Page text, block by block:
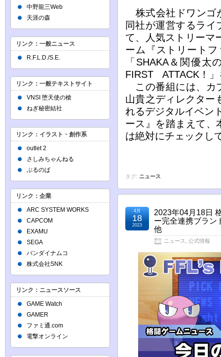
株式会社ドワンゴ
同社が運営するライ
て、人気ストリーマ
ーム『ストリート
「SHAKA＆関優
FIRST ATTACK！
この番組には、カ
山貴之ディレクター
れるデジタルイベン
ース』を踏まえて、
は絶対にチェックし
タグ: ニュース
2023年04月18日
ー完全連携ブラン
他
ニュース 公式情報
4月
18
2023
中野龍三Web
天涯の森
リンク：一般ニュース
R.F.L.D./S.E.
リンク：一般テキストサイト
VNSI 堕天使の槍
ねぎ秘密結社
リンク：イラスト・創作系
outlet 2
さしみちゃんねる
ぶるのば
リンク：企業
ARC SYSTEM WORKS
CAPCOM
EXAMU
SEGA
バンダイナムコ
株式会社SNK
リンク：ニュースソース
GAME Watch
GAMER
ファミ通.com
電撃オンライン